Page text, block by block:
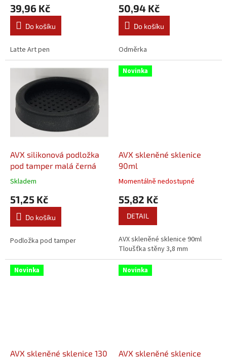
39,96 Kč
Do košíku
Latte Art pen
50,94 Kč
Do košíku
Odměrka
AVX silikonová podložka
pod tamper malá černá
Skladem
51,25 Kč
Do košíku
Podložka pod tamper
Novinka
AVX skleněné sklenice
90ml
Momentálně nedostupné
55,82 Kč
DETAIL
AVX skleněné sklenice 90ml
Tloušťka stěny 3,8 mm
Novinka
AVX skleněné sklenice 130
Novinka
AVX skleněné sklenice